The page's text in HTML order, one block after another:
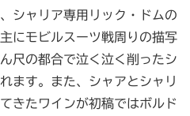
シャリア専用リック・ドムの
にモビルスーツ戦周りの描写
尺の都合で泣く泣く削ったシ
ます。また、シャアとシャリ
きたワインが初稿ではボルド